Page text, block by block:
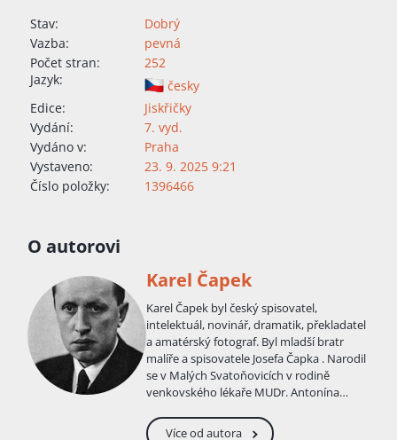
Stav:
Dobrý
Vazba:
pevná
Počet stran:
252
Jazyk:
česky
Edice:
Jiskřičky
Vydání:
7. vyd.
Vydáno v:
Praha
Vystaveno:
23. 9. 2025 9:21
Číslo položky:
1396466
O autorovi
Karel Čapek
Karel Čapek byl český spisovatel,
intelektuál, novinář, dramatik, překladatel
a amatérský fotograf. Byl mladší bratr
malíře a spisovatele Josefa Čapka . Narodil
se v Malých Svatoňovicích v rodině
venkovského lékaře MUDr. Antonína
rodiči se brzy přestěhoval do Úpice, kde
Více od autora